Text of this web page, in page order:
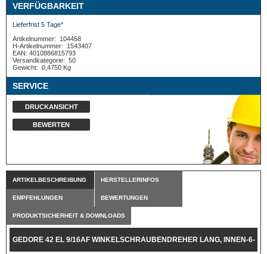
VERFÜGBARKEIT
Lieferfrist 5 Tage*
Artikelnummer:
104458
H-Artikelnummer:
1543407
EAN: 4010886815793
Versandkategorie: 50
Gewicht: 0,4750 Kg
SERVICE
DRUCKANSICHT
BEWERTEN
ARTIKELBESCHREIBUNG HERSTELLERINFOS
EMPFEHLUNGEN BEWERTUNGEN
PRODUKTSICHERHEIT & DOWNLOADS
GEDORE 42 EL 9/16AF WINKELSCHRAUBENDREHER LANG, INNEN-6-